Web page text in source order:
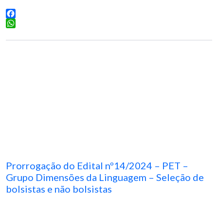
Facebook
Prorrogação do Edital nº14/2024 – PET –
Grupo Dimensões da Linguagem – Seleção de
bolsistas e não bolsistas